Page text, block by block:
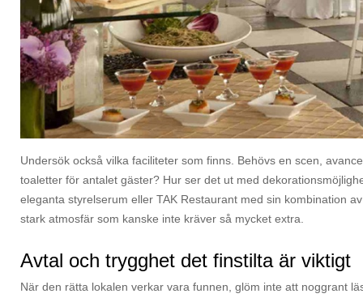
Undersök också vilka faciliteter som finns. Behövs en scen,
toaletter för antalet gäster? Hur ser det ut med
eleganta styrelserum eller TAK Restaurant med sin kombination
stark atmosfär som kanske inte kräver så mycket extra.
Avtal och trygghet det finstilta är viktigt
När den rätta lokalen verkar vara funnen, glöm inte att noggrant